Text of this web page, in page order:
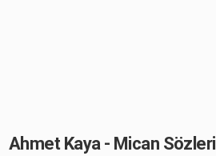
Ahmet Kaya - Mican Sözleri